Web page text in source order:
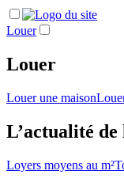
Louer
Louer
Louer une maison
L’actualité
Loyers moyens au m²